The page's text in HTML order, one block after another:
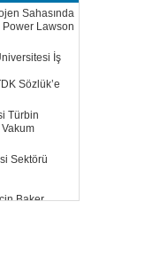
Sahasında
Power Lawson
İş
Sözlük’e
Türbin
Sektörü
Baker